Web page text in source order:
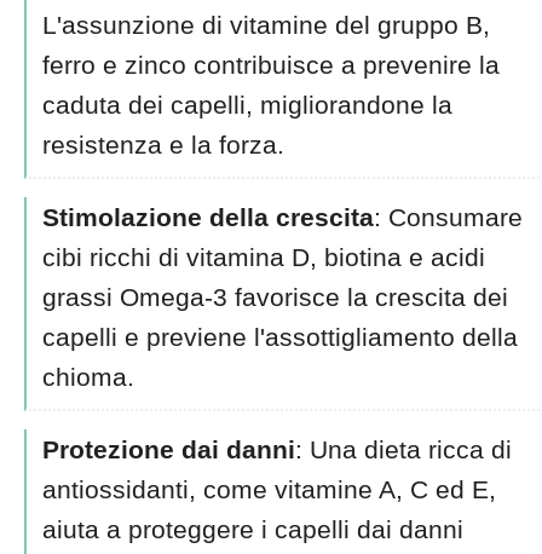
L'assunzione di vitamine del gruppo B,
ferro e zinco contribuisce a prevenire la
caduta dei capelli, migliorandone la
resistenza e la forza.
Stimolazione della crescita: Consumare
cibi ricchi di vitamina D, biotina e acidi
grassi Omega-3 favorisce la crescita dei
capelli e previene l'assottigliamento della
chioma.
Protezione dai danni: Una dieta ricca di
antiossidanti, come vitamine A, C ed E,
aiuta a proteggere i capelli dai danni